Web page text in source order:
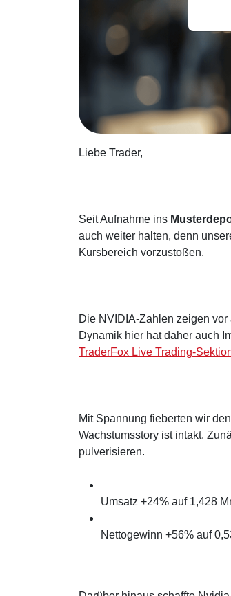
Liebe Trader,
Seit Aufnahme ins
auch weiter halten, denn
Kursbereich vorzustoßen.
Die NVIDIA-Zahlen zeigen
Dynamik hier hat daher auch
TraderFox Live Trading-
Mit Spannung fieberten wir
Wachstumsstory ist intakt.
pulverisieren.
Umsatz +24% auf 1,428
Nettogewinn +56% auf